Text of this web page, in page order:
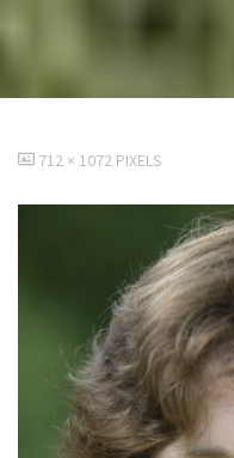
VOLLEDIGE
712 × 1072 PIXELS